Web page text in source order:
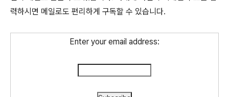
력하시면 메일로도 편리하게 구독할 수 있습니다.
Enter your email address: